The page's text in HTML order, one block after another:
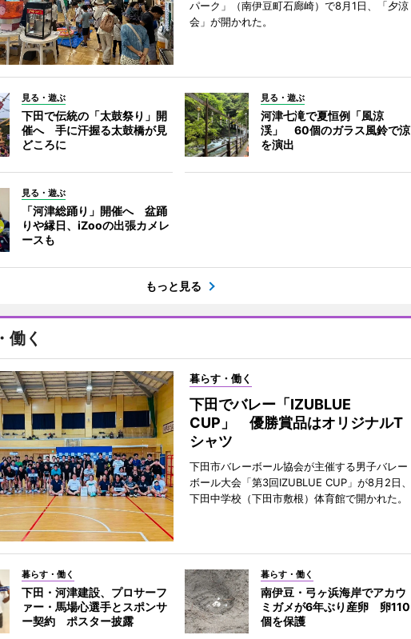
パーク」（南伊豆町石廊崎）で8月1日、「夕涼
会」が開かれた。
見る・遊ぶ
下田で伝統の「太鼓祭り」開
催へ 手に汗握る太鼓橋が見
どころに
見る・遊ぶ
河津七滝で夏恒例「風涼
渓」 60個のガラス風鈴で涼
を演出
見る・遊ぶ
「河津総踊り」開催へ 盆踊
りや縁日、iZooの出張カメレ
ースも
もっと見る
働く
暮らす・働く
下田でバレー「IZUBLUE
CUP」 優勝賞品はオリジナルT
シャツ
下田市バレーボール協会が主催する男子バレー
ボール大会「第3回IZUBLUE CUP」が8月2日、
下田中学校（下田市敷根）体育館で開かれた。
暮らす・働く
下田・河津建設、プロサーフ
ァー・馬場心選手とスポンサ
ー契約 ポスター披露
暮らす・働く
南伊豆・弓ヶ浜海岸でアカウ
ミガメが6年ぶり産卵 卵110
個を保護